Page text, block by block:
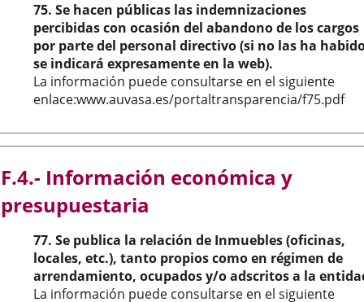
75. Se hacen públicas las indemnizaciones
percibidas con ocasión del abandono de los cargos
por parte del personal directivo (si no las ha
se indicará expresamente en la web).
La información puede consultarse en el siguiente
enlace:www.auvasa.es/portaltransparencia/f75.pdf
F.4.- Información económica y
presupuestaria
77. Se publica la relación de Inmuebles (oficinas,
locales, etc.), tanto propios como en régimen de
arrendamiento, ocupados y/o adscritos a la
La información puede consultarse en el siguiente